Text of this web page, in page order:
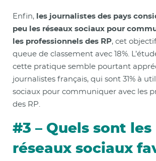
Enfin, les journalistes des pays
peu les réseaux sociaux pour
les professionnels des RP, cet
queue de classement avec 18%.
cette pratique semble pourtant
journalistes français, qui sont 31% à
sociaux pour communiquer avec les
des RP.
#3 – Quels sont les
réseaux sociaux